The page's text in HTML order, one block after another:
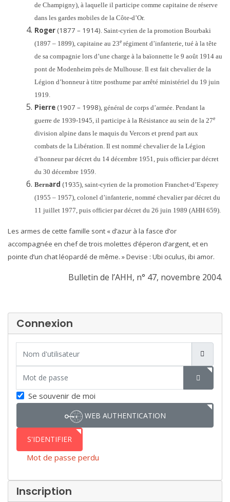
de Champigny), à laquelle il participe comme capitaine de réserve
dans les gardes mobiles de la Côte-d’Or.
Roger(1877 – 1914) Saint-cyrien de la promotion Bourbaki
(1897 – 1899), capitaine au 23e régiment d’infanterie, tué à la tête
de sa compagnie lors d’une charge à la baïonnette le 9 août 1914 au
pont de Modenheim près de Mulhouse. Il est fait chevalier de la
Légion d’honneur à titre posthume par arrêté ministériel du 19 juin
1919.
Pierre(1907 – 1998), général de corps d’armée. Pendant la
guerre de 1939-1945, il participe à la Résistance au sein de la 27e
division alpine dans le maquis du Vercors et prend part aux
combats de la Libération. Il est nommé chevalier de la Légion
d’honneur par décret du 14 décembre 1951, puis officier par décret
du 30 décembre 1959.
Bernard (1935), saint-cyrien de la promotion Franchet-d’Esperey
(1955 – 1957), colonel d’infanterie, nommé chevalier par décret du
11 juillet 1977, puis officier par décret du 26 juin 1989 (AHH 659).
Les armes de cette famille sont « d’azur à la fasce d’or
accompagnée en chef de trois molettes d’éperon d’argent, et en
pointe d’un chat léopardé de même. »Devise : Ubi oculus, ibi amor.
Bulletin de l’AHH, n° 47, novembre 2004.
Connexion
SHOW
Se souvenir de moi
WEB AUTHENTICATION
S'IDENTIFIER
Mot de passe perdu
Inscription